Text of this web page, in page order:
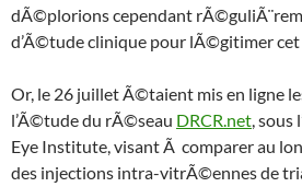
dÃ©plorions cependant
d’Ã©tude clinique pour lÃ©gitimer cet
Or, le 26 juillet Ã©taient mis en ligne
l’Ã©tude du rÃ©seau DRCR.net, sous
Eye Institute, visant Ã comparer au
des injections intra-vitrÃ©ennes de